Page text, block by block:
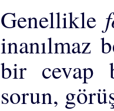
Genellikle
inanılmaz
bir cevap
sorun,